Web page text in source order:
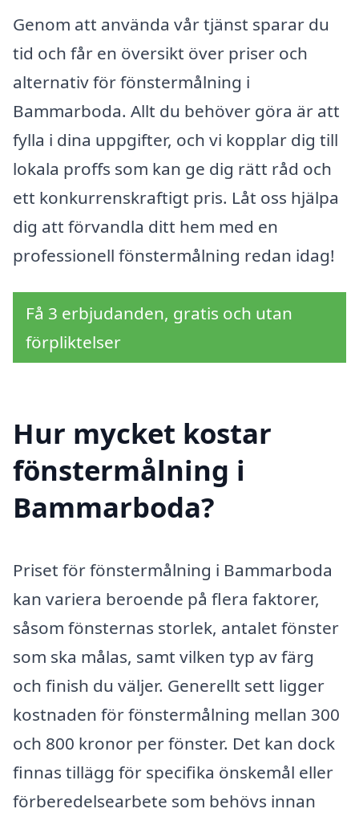
Genom att använda vår tjänst sparar du
tid och får en översikt över priser och
alternativ för fönstermålning i
Bammarboda. Allt du behöver göra är att
fylla i dina uppgifter, och vi kopplar dig till
lokala proffs som kan ge dig rätt råd och
ett konkurrenskraftigt pris. Låt oss hjälpa
dig att förvandla ditt hem med en
professionell fönstermålning redan idag!
Få 3 erbjudanden, gratis och utan
förpliktelser
Hur mycket kostar
fönstermålning i
Bammarboda?
Priset för fönstermålning i Bammarboda
kan variera beroende på flera faktorer,
såsom fönsternas storlek, antalet fönster
som ska målas, samt vilken typ av färg
och finish du väljer. Generellt sett ligger
kostnaden för fönstermålning mellan 300
och 800 kronor per fönster. Det kan dock
finnas tillägg för specifika önskemål eller
förberedelsearbete som behövs innan